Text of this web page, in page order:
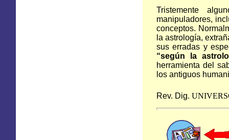
Tristemente
manipuladores,
conceptos.
la astrología,
sus erradas y
“según la
herramienta del
los antiguos
Rev. Dig.